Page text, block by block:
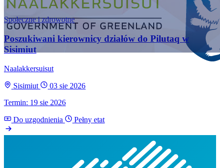
Społeczne i zdrowotne
Poszukiwani kierownicy działów do Pilutaq w
Sisimiut
Naalakkersuisut
Sisimiut
03 sie 2026
Termin: 19 sie 2026
Do uzgodnienia Pełny etat